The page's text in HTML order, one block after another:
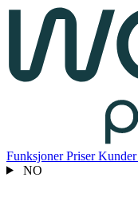
FunksjonerPriserKunder
NO